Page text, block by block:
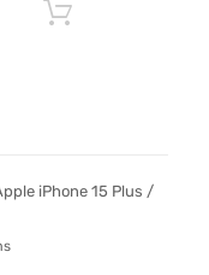
iPhone 15 Plus /